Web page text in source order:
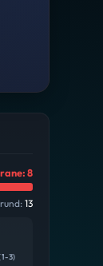
8
13
3)